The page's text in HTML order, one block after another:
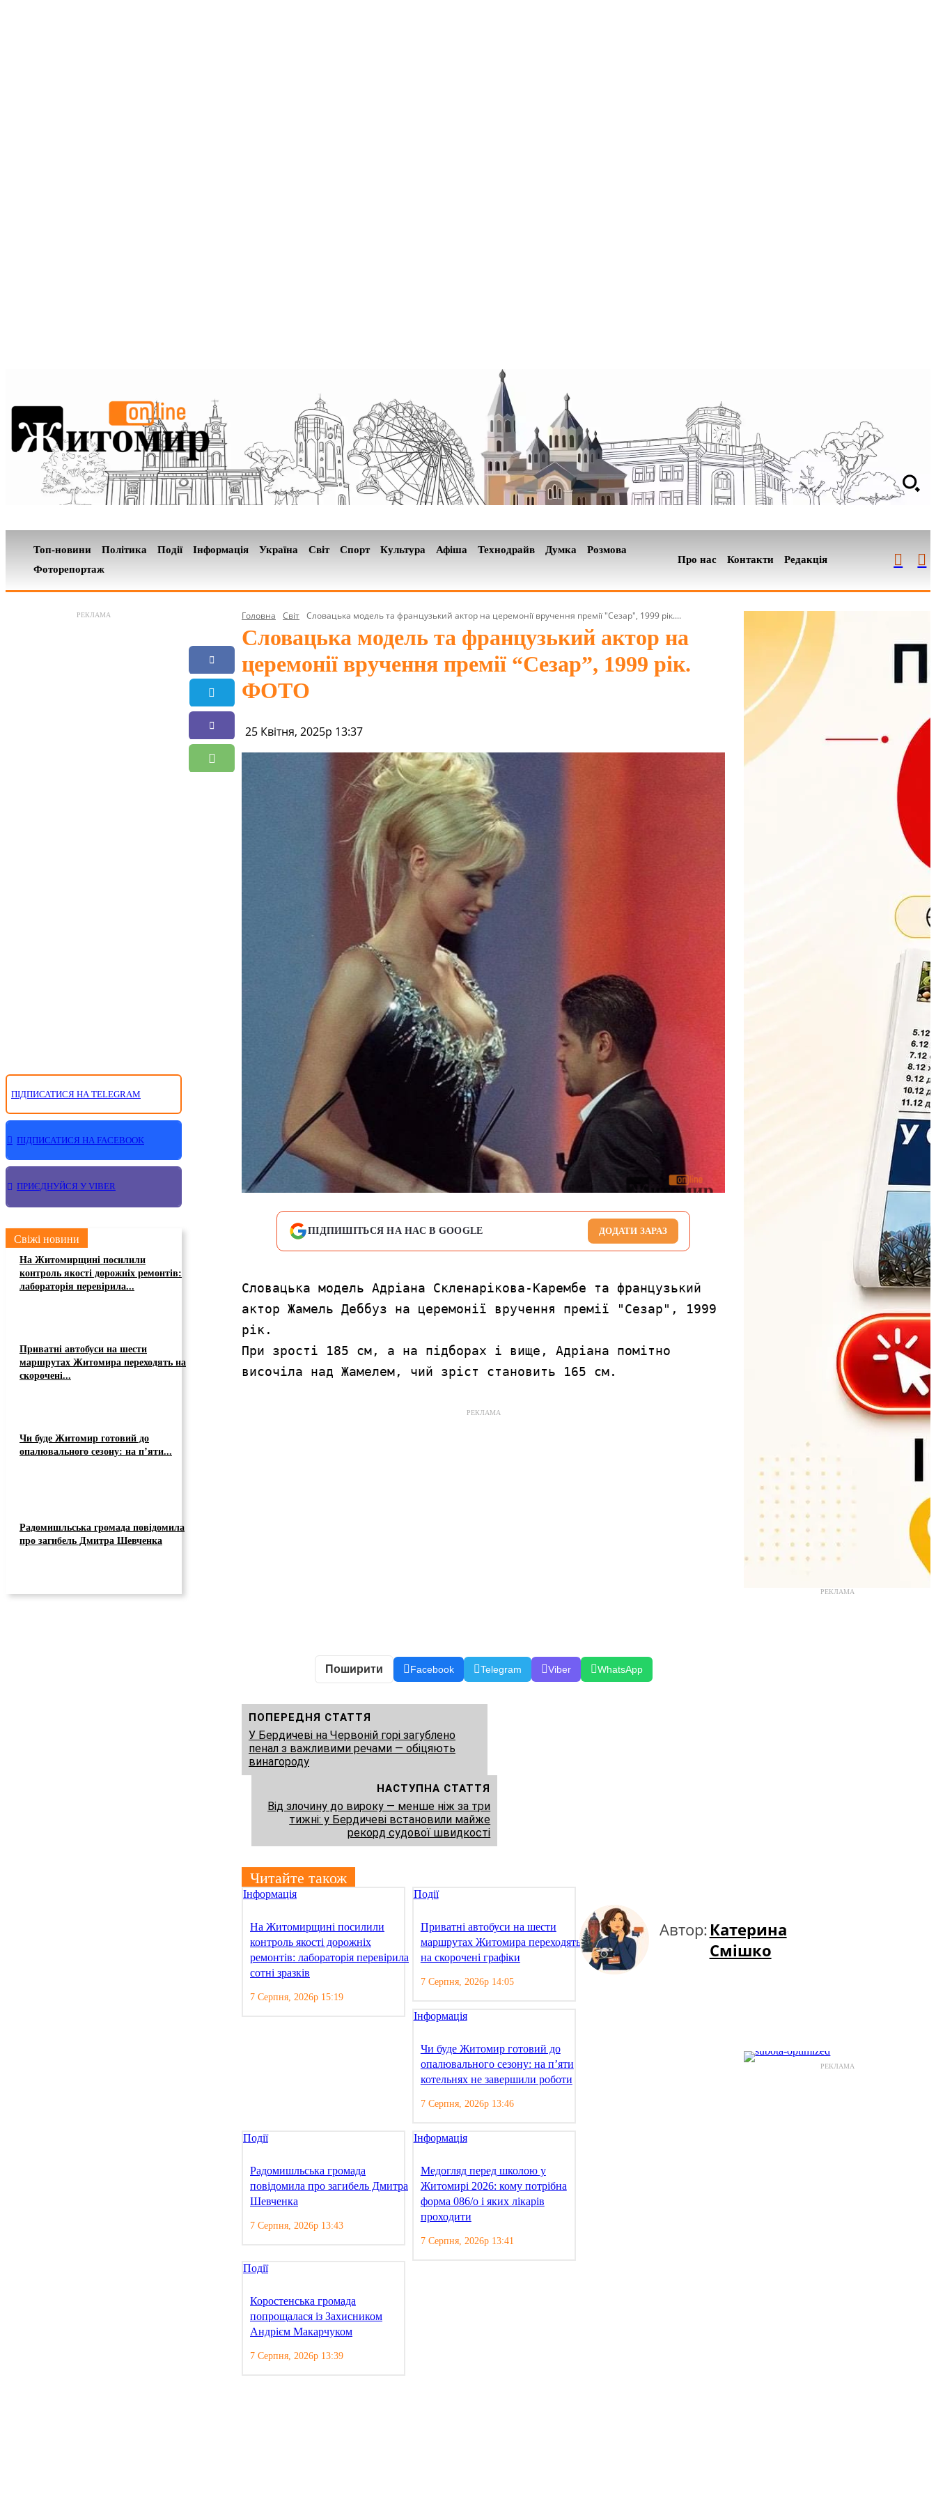
Топ-новини Політика Події Інформація Україна Світ Спорт Культура Афіша Технодрайв Думка
Розмова
Фоторепортаж
Про нас Контакти Редакція
РЕКЛАМА
ПІДПИСАТИСЯ НА TELEGRAM
ПІДПИСАТИСЯ НА FACEBOOK
ПРИЄДНУЙСЯ У VIBER
Свіжі новини
На Житомирщині посилили
контроль якості дорожніх ремонтів:
лабораторія перевірила...
Приватні автобуси на шести
маршрутах Житомира переходять на
скорочені...
Чи буде Житомир готовий до
опалювального сезону: на п’яти...
Радомишльська громада повідомила
про загибель Дмитра Шевченка
Головна Світ Словацька модель та французький актор на церемонії вручення премії "Сезар", 1999 рік....
Словацька модель та французький актор на
церемонії вручення премії “Сезар”, 1999 рік.
ФОТО
25 Квітня, 2025р 13:37
ПІДПИШІТЬСЯ НА НАС В GOOGLE ДОДАТИ ЗАРАЗ
Словацька модель Адріана Скленарікова-Карембе та французький
актор Жамель Деббуз на церемонії вручення премії "Сезар", 1999
рік.
При зрості 185 см, а на підборах і вище, Адріана помітно
височіла над Жамелем, чий зріст становить 165 см.
РЕКЛАМА
Поширити Facebook Telegram Viber WhatsApp
ПОПЕРЕДНЯ СТАТТЯ
У Бердичеві на Червоній горі загублено
пенал з важливими речами — обіцяють
винагороду
НАСТУПНА СТАТТЯ
Від злочину до вироку — менше ніж за три
тижні: у Бердичеві встановили майже
рекорд судової швидкості
Читайте також
Інформація
На Житомирщині посилили
контроль якості дорожніх
ремонтів: лабораторія перевірила
сотні зразків
7 Серпня, 2026р 15:19
Події
Приватні автобуси на шести
маршрутах Житомира переходять
на скорочені графіки
7 Серпня, 2026р 14:05
Інформація
Чи буде Житомир готовий до
опалювального сезону: на п’яти
котельнях не завершили роботи
7 Серпня, 2026р 13:46
Події
Радомишльська громада
повідомила про загибель Дмитра
Шевченка
7 Серпня, 2026р 13:43
Інформація
Медогляд перед школою у
Житомирі 2026: кому потрібна
форма 086/о і яких лікарів
проходити
7 Серпня, 2026р 13:41
Події
Коростенська громада
попрощалася із Захисником
Андрієм Макарчуком
7 Серпня, 2026р 13:39
Автор: Катерина
Смішко
РЕКЛАМА
РЕКЛАМА